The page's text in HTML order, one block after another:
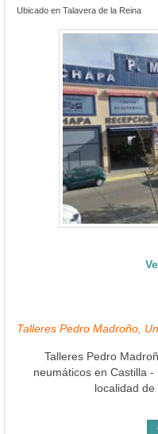
Ubicado en Talavera de la Reina
Talleres Pedro Madroño,
Talleres Pedro
neumáticos en Castilla
localidad de